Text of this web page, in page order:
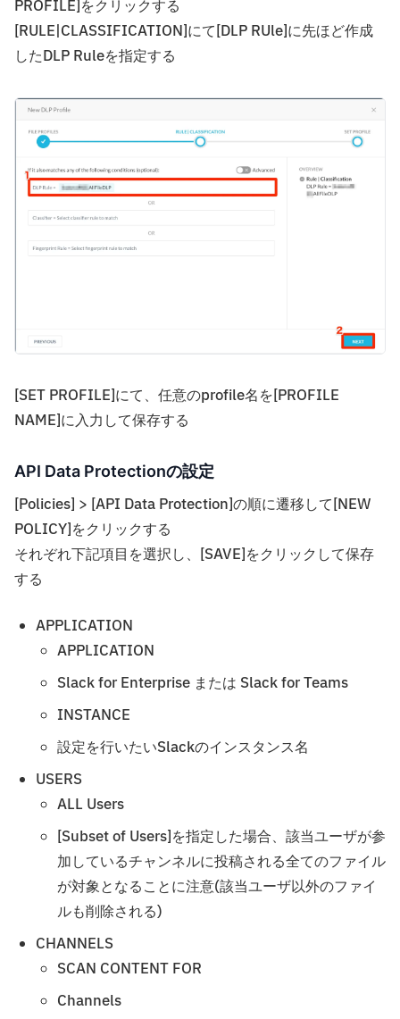
PROFILE]をクリックする
[RULE|CLASSIFICATION]にて[DLP RUle]に先ほど作成
したDLP Ruleを指定する
[SET PROFILE]にて、任意のprofile名を[PROFILE
NAME]に入力して保存する
API Data Protectionの設定
[Policies] > [API Data Protection]の順に遷移して[NEW
POLICY]をクリックする
それぞれ下記項目を選択し、[SAVE]をクリックして保存
する
APPLICATION
APPLICATION
Slack for Enterprise または Slack for Teams
INSTANCE
設定を行いたいSlackのインスタンス名
USERS
ALL Users
[Subset of Users]を指定した場合、該当ユーザが参
加しているチャンネルに投稿される全てのファイル
が対象となることに注意(該当ユーザ以外のファイ
ルも削除される)
CHANNELS
SCAN CONTENT FOR
Channels